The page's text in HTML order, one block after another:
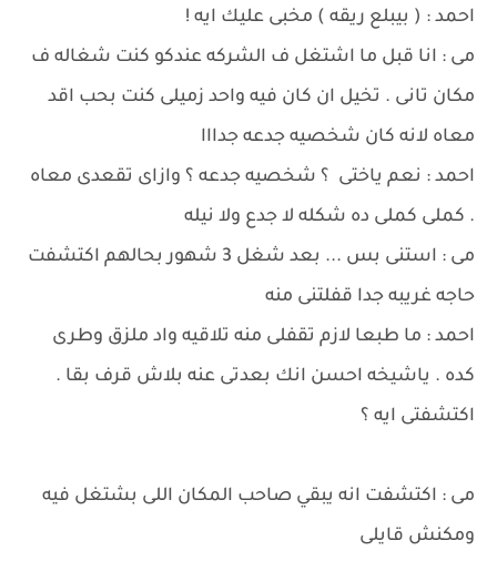
احمد : ( بيبلع ريقه ) مخبى عليك ايه !
مى : انا قبل ما اشتغل ف الشركه عندكو كنت شغاله ف
مكان تانى . تخيل ان كان فيه واحد زميلى كنت بحب اقد
معاه لانه كان شخصيه جدعه جدااا
احمد : نعم ياختى ؟ شخصيه جدعه ؟ وازاى تقعدى معاه
. كملى كملى ده شكله لا جدع ولا نيله
مى : استنى بس ... بعد شغل 3 شهور بحالهم اكتشفت
حاجه غريبه جدا قفلتنى منه
احمد : ما طبعا لازم تقفلى منه تلاقيه واد ملزق وطرى
كده . ياشيخه احسن انك بعدتى عنه بلاش قرف بقا .
اكتشفتى ايه ؟
مى : اكتشفت انه يبقي صاحب المكان اللى بشتغل فيه
ومكنش قايلى